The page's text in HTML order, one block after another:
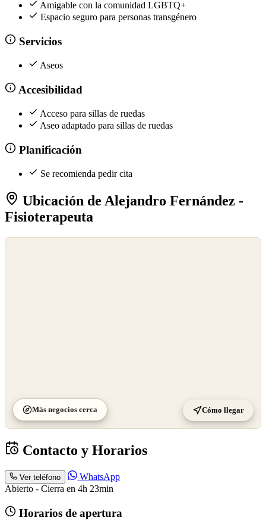
Amigable con la comunidad LGBTQ+
Espacio seguro para personas transgénero
Servicios
Aseos
Accesibilidad
Acceso para sillas de ruedas
Aseo adaptado para sillas de ruedas
Planificación
Se recomienda pedir cita
Ubicación de Alejandro Fernández -
Fisioterapeuta
Más negocios cerca Cómo llegar
Contacto y Horarios
Ver teléfono
WhatsApp
Abierto - Cierra en 4h 23min
Horarios de apertura